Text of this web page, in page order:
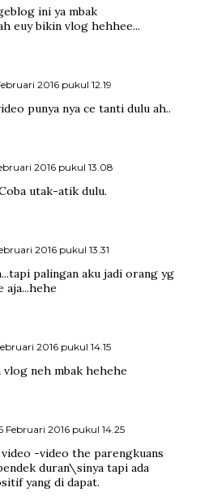
ini ya mbak
euy bikin vlog hehhee...
2016 pukul 12.19
punya nya ce tanti dulu ah..
2016 pukul 13.08
utak-atik dulu.
2016 pukul 13.31
palingan aku jadi orang yg
aja...hehe
2016 pukul 14.15
neh mbak hehehe
Februari 2016 pukul 14.25
-video the parengkuans
duran\sinya tapi ada
yang di dapat.